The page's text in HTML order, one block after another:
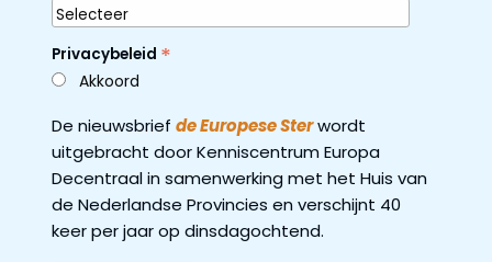
Privacybeleid *
Akkoord
De nieuwsbrief de Europese Sterwordt
uitgebracht door Kenniscentrum Europa
Decentraal in samenwerking met het Huis van
de Nederlandse Provincies en verschijnt 40
keer per jaar op dinsdagochtend.